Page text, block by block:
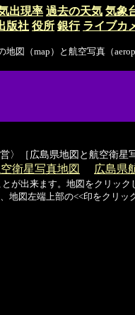
出現率 過去の天気 気象
版社 役所 銀行 ライブカ
地図（map）と航空写真（
〉［広島県地図と航空衛星
衛星写真地図 広島県
が出来ます。地図をクリッ
地図左端上部の<<印をクリッ